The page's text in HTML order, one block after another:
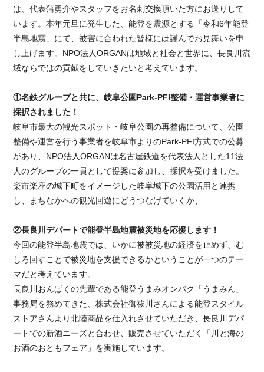
は、代表蒲勇介やスタッフをお名刺交換頂いた方にお送りして
います。本年元旦に発生した、能登を震源とする「令和6年能登
半島地震」にて、被害に合われた皆様には謹んでお見舞いを申
し上げます。NPO法人ORGANは地域と社会と世界に、長良川流
域ならではの貢献をしていきたいと考えています。
①名鉄グループと共に、岐阜公園Park-PFI整備・運営事業者に
採択されました！
岐阜市最大の観光スポット・岐阜公園の再整備について、公園
整備や運営を行う事業者を岐阜市よりのPark-PFI方式での公募
があり、NPO法人ORGANは名古屋鉄道を代表法人とした11法
人のグループの一員として提案に参加し、採択を受けました。
楽市楽座の城下町をイメージした岐阜城下の公園活用と連携
し、まちなかへの観光回遊にどうつなげていくか、
②長良川デパートで能登半島地震被災地を応援します！
今回の能登半島地震では、いかに被被災地の経済を止めず、む
しろ回すことで被災地を支援できるかということが一つのテー
マだと考えています。
長良川おんぱくの先輩である能登うまみオンパク「うまみん」
事務局を務めてきた、株式会社御祓川さんによる能登スタイル
ストアさんより北陸商品を仕入れさせていただき、長良川デパ
ートでの新酒ニーズと合わせ、販売させていただく「川と海の
お酒のおともフェア」を実施しています。